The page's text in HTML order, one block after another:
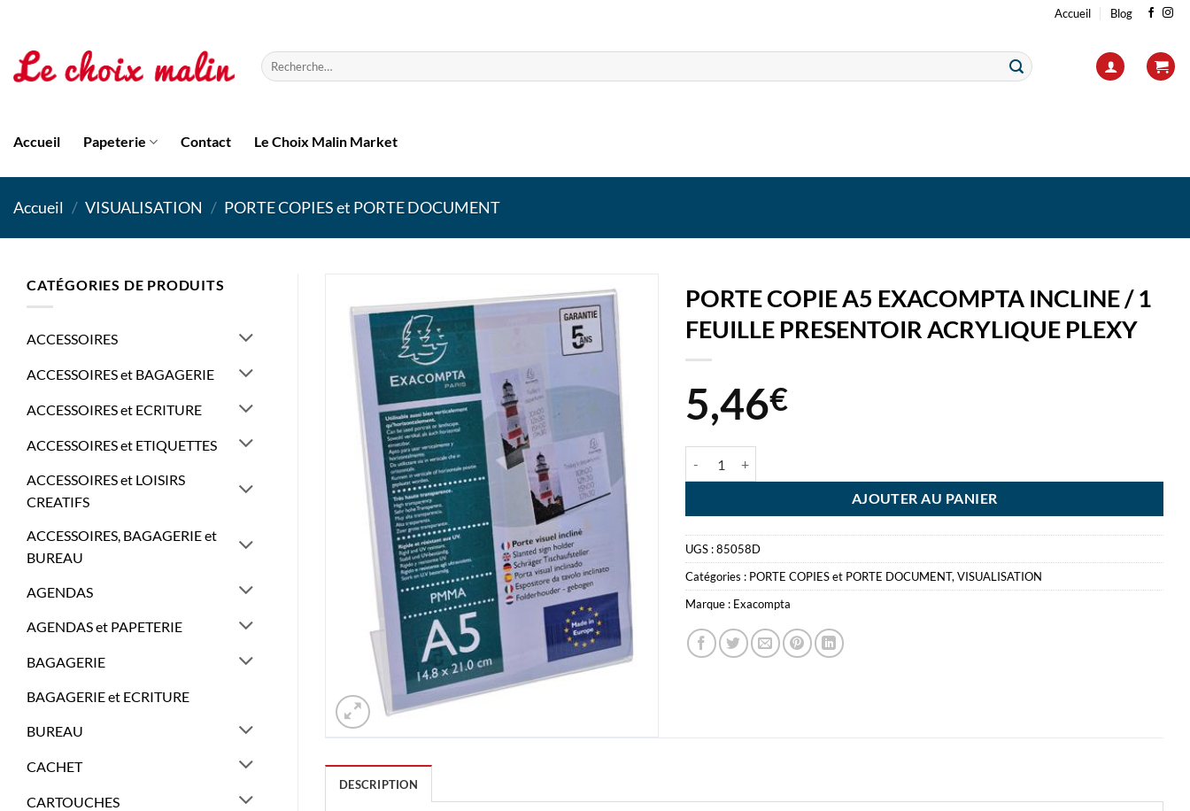
contenu
Accueil Blog
Recherche
pour :
Accueil Papeterie Contact Le Choix Malin Market
Accueil / VISUALISATION / PORTE COPIES et PORTE DOCUMENT
CATÉGORIES DE PRODUITS
ACCESSOIRES
ACCESSOIRES et BAGAGERIE
ACCESSOIRES et ECRITURE
ACCESSOIRES et ETIQUETTES
ACCESSOIRES et LOISIRS
CREATIFS
ACCESSOIRES, BAGAGERIE et
BUREAU
AGENDAS
AGENDAS et PAPETERIE
BAGAGERIE
BAGAGERIE et ECRITURE
BUREAU
CACHET
CARTOUCHES
PORTE COPIE A5 EXACOMPTA INCLINE / 1
FEUILLE PRESENTOIR ACRYLIQUE PLEXY
5,46€
AJOUTER AU PANIER
UGS :85058D
Catégories : PORTE COPIES et PORTE DOCUMENT,VISUALISATION
Marque : Exacompta
DESCRIPTION